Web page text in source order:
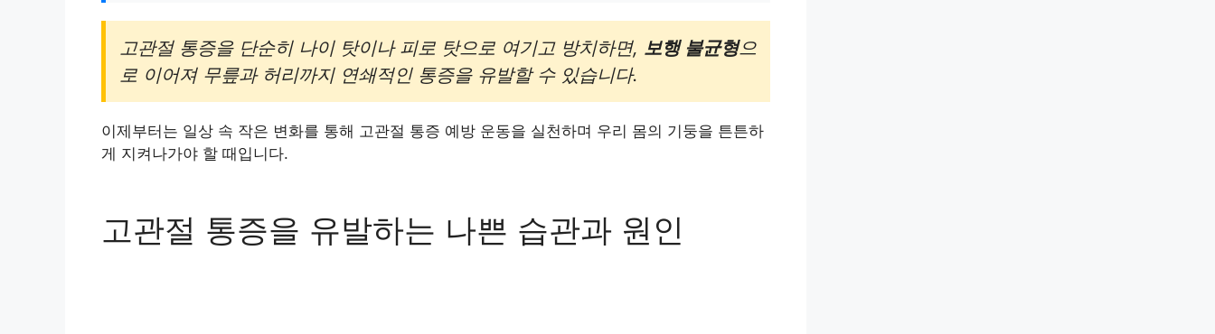
고관절 통증을 단순히 나이 탓이나 피로 탓으로 여기고 방치하면, 보행 불균형으
로 이어져 무릎과 허리까지 연쇄적인 통증을 유발할 수 있습니다.
이제부터는 일상 속 작은 변화를 통해 고관절 통증 예방 운동을 실천하며 우리 몸의 기둥을 튼튼하
게 지켜나가야 할 때입니다.
고관절 통증을 유발하는 나쁜 습관과 원인